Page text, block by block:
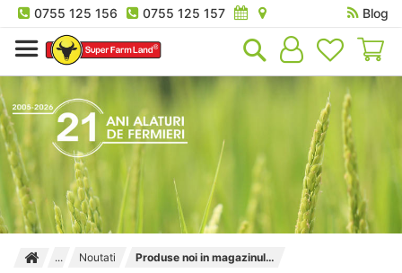
0755 125 156 0755 125 157
Blog
Noutati Produse noi in magazinul Super Farm Land